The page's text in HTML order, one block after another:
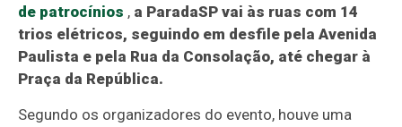
de patrocínios , a ParadaSP vai às ruas com 14
trios elétricos, seguindo em desfile pela Avenida
Paulista e pela Rua da Consolação, até chegar à
Praça da República.
Segundo os organizadores do evento, houve uma